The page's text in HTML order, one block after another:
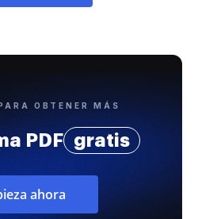
OBTENER MÁS
PDF gratis
ahora